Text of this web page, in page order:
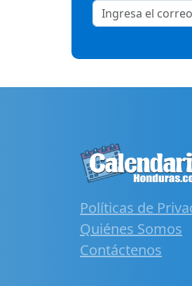
Políticas de
Quiénes Somos
Contáctenos